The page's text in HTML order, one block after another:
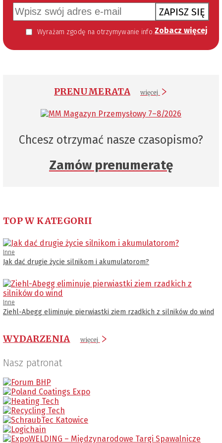
ZAPISZ SIĘ
Wyrażam zgodę na otrzymywanie informacji handlowej kierowanej do mnie za pomocą środków komunikacji elektronicznej w szczególności poczty elektronicznej zgodnie z przepisem art. 10 ust 2 ustawy z dnia 18 lipca 2002 roku o świadczeniu usług drogą elektroniczną (Dz. U. 144 z 2002 r. poz. 1204). Zgoda jest dobrowolna, jednak jej wyrażenie jest konieczne, aby otrzymywać newsletter. Zobacz więcej
PRENUMERATA więcej
Chcesz otrzymać nasze czasopismo?
Zamów prenumeratę
TOP W KATEGORII
Inne
Jak dać drugie życie silnikom i akumulatorom?
Inne
Ziehl-Abegg eliminuje pierwiastki ziem rzadkich z silników do wind
WYDARZENIA więcej
Nasz patronat